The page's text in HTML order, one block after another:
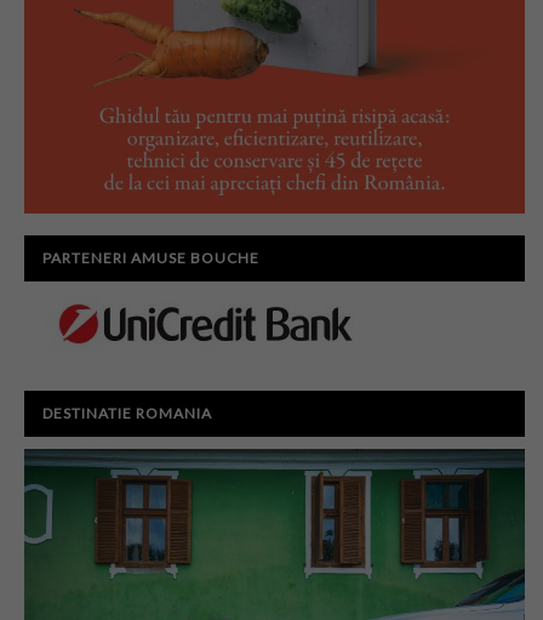
PARTENERI AMUSE BOUCHE
DESTINATIE ROMANIA